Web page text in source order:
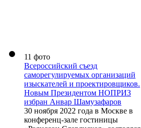
11 фото
Всероссийский съезд
саморегулируемых организаций
изыскателей и проектировщиков.
Новым Президентом НОПРИЗ
избран Анвар Шамузафаров
30 ноября 2022 года в Москве в
конференц-зале гостиницы